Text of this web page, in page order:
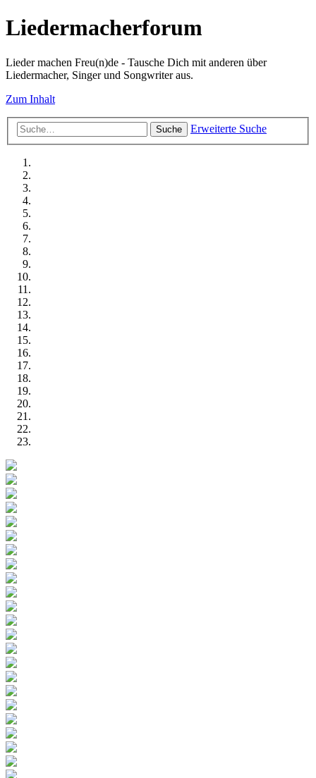
Liedermacherforum
Lieder machen Freu(n)de - Tausche Dich mit anderen über
Liedermacher, Singer und Songwriter aus.
Zum Inhalt
Suche Erweiterte Suche